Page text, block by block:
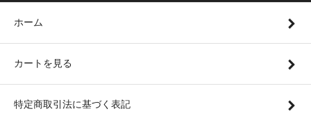
ホーム
カートを見る
特定商取引法に基づく表記